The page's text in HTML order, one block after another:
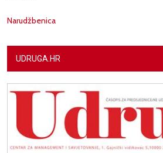
Narudžbenica
UDRUGA.HR